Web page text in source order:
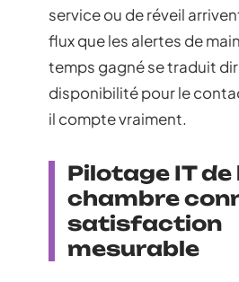
service ou de réveil
flux que les alertes de
temps gagné se traduit
disponibilité pour le
il compte vraiment.
Pilotage IT de
chambre
satisfaction
mesurable